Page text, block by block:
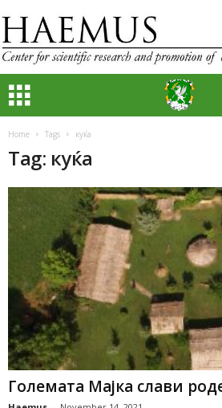
Home Tags куќа
Tag: куќа
Големата Мајка слави